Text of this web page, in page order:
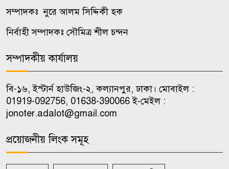
ক্ষমতা পাচ্ছে মানবাধিকার কমিশন
বর্ণাঢ্য আয়োজনে নজরুল
এক যুগে পদার্পণ
বখতিয়ার-নোমানের ওপর হামলার
প্রতিবাদে জবিতে মানববন্ধন
১০
সম্পাদকঃ নুরে আলম সিদ্দিকী হক
নির্বাহী সম্পাদকঃ সৌমিত্র শীল চন্দন
সম্পাদকীয় কার্যালয়
বি-১৬, ইস্টার্ন হাউজিং-২, কল্যানপুর, ঢাকা। মোবাইল :
01919-092756, 01638-390066 ই-মেইল :
jonoter.adalot@gmail.com
প্রয়োজনীয় লিংক সমূহ